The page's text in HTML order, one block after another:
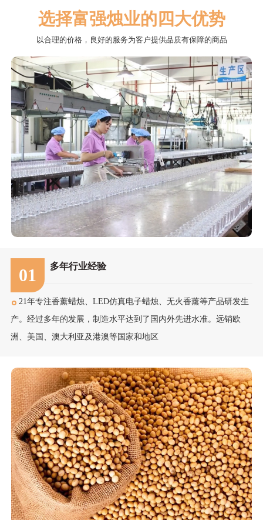
选择富强烛业的四大优势
以合理的价格，良好的服务为客户提供品质有保障的商品
01 多年行业经验
21年专注香薰蜡烛、LED仿真电子蜡烛、无火香薰等产品研发生
产。经过多年的发展，制造水平达到了国内外先进水准。远销欧
洲、美国、澳大利亚及港澳等国家和地区